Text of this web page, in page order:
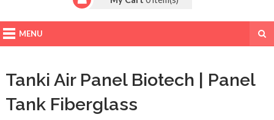
MENU
Tanki Air Panel Biotech | Panel
Tank Fiberglass